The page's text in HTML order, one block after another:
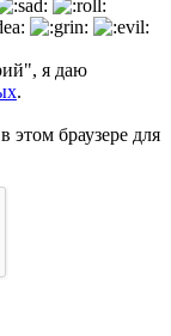
я даю
.
этом браузере для